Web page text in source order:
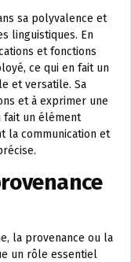
sa polyvalence et
linguistiques. En
et fonctions
ce qui en fait un
et versatile. Sa
et à exprimer une
fait un élément
la communication et
la provenance ou la
un rôle essentiel